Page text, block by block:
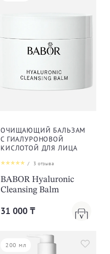
ОЧИЩАЮЩИЙ БАЛЬЗАМ
С ГИАЛУРОНОВОЙ
КИСЛОТОЙ ДЛЯ ЛИЦА
/ 3 отзыва
BABOR Hyaluronic
Cleansing Balm
31 000 ₸
200 мл